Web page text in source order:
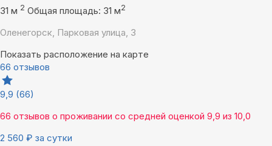
31 м 2 Общая площадь: 31 м2
Оленегорск, Парковая улица, 3
Показать расположение на карте
66 отзывов
9,9 (66)
66 отзывов о проживании со средней оценкой 9,9 из 10,0
2 560 ₽ за сутки